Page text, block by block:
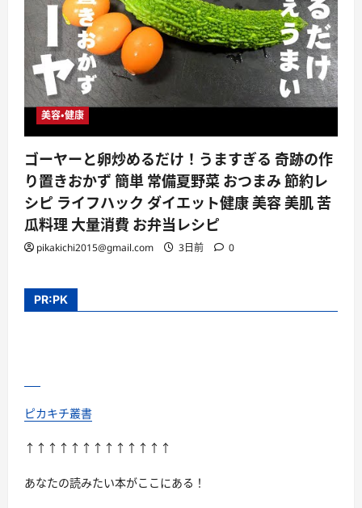
美容・健康
ゴーヤーと卵炒めるだけ！うますぎる 奇跡の作
り置きおかず 簡単 常備夏野菜 おつまみ 節約レ
シピ ライフハック ダイエット健康 美容 美肌 苦
瓜料理 大量消費 お弁当レシピ
pikakichi2015@gmail.com 3日前 0
PR:PK
ピカキチ叢書
↑↑↑↑↑↑↑↑↑↑↑↑↑
あなたの読みたい本がここにある！